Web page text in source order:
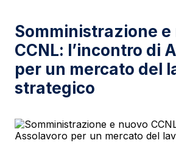
Somministrazione e
CCNL: l’incontro di
per un mercato del
strategico